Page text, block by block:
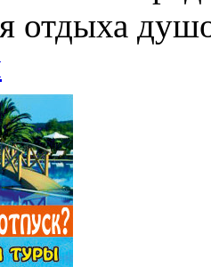
отдыха